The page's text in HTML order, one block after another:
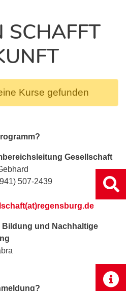
SCHAFFT
Kurse gefunden
Gesellschaft
507-2439
Bildung und Nachhaltige